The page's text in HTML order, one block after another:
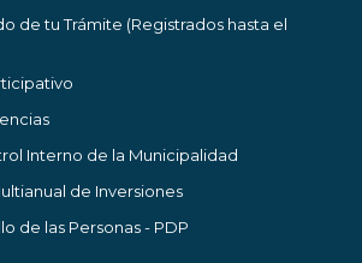
de tu Trámite (Registrados hasta el
Interno de la Municipalidad
de Inversiones
de las Personas - PDP